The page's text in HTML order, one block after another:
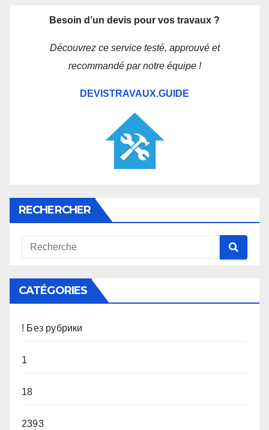
Besoin d’un devis pour vos travaux ?
Découvrez ce service testé, approuvé et
recommandé par notre équipe !
DEVISTRAVAUX.GUIDE
RECHERCHER
CATÉGORIES
! Без рубрики
1
18
2393